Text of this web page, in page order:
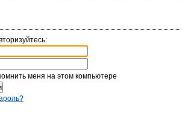
меня на этом компьютере